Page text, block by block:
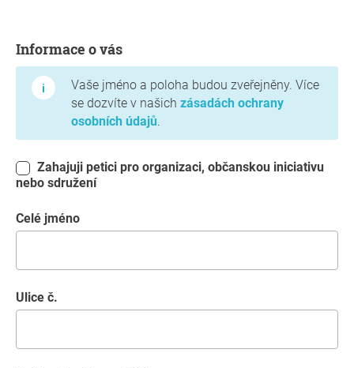
Informace o vás
Vaše jméno a poloha budou zveřejněny. Více
se dozvíte v našich zásadách ochrany
osobních údajů.
nebo sdružení
Celé jméno
Ulice č.